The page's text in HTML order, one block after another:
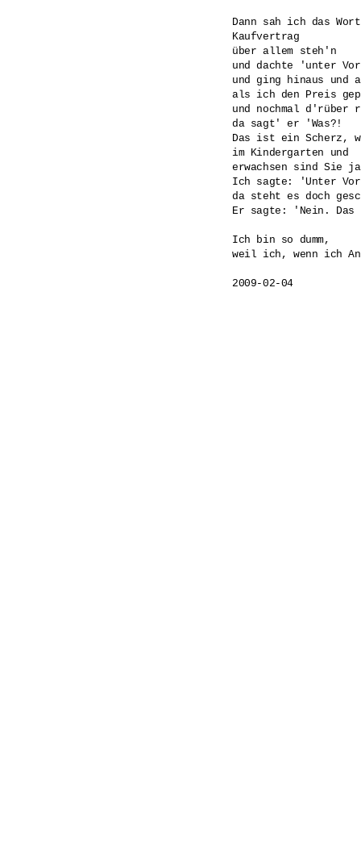
Dann sah ich das Wort
Kaufvertrag
über allem steh'n
und dachte 'unter
und ging hinaus und
als ich den Preis
und nochmal
da sagt' er 'Was?!
Das ist ein
im Kindergarten und
erwachsen sind Sie
Ich sagte: 'Unter
da steht es doch
Er sagte: 'Nein.
Ich bin so dumm,
weil ich, wenn ich
2009-02-04